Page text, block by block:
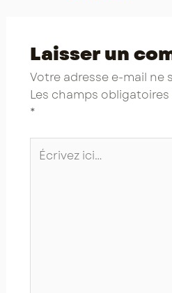
Laisser un
Votre adresse e-mail ne
Les champs
*
Écrivez
ici…